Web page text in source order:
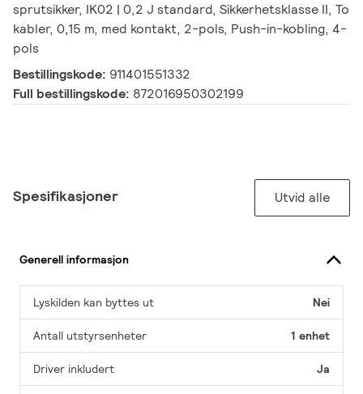
sprutsikker, IK02 | 0,2 J standard, Sikkerhetsklasse II, To
kabler, 0,15 m, med kontakt, 2-pols, Push-in-kobling, 4-
pols
Bestillingskode: 911401551332
Full bestillingskode: 872016950302199
Spesifikasjoner Utvid alle
Generell informasjon
Lyskilden kan byttes ut Nei
Antall utstyrsenheter 1 enhet
Driver inkludert Ja